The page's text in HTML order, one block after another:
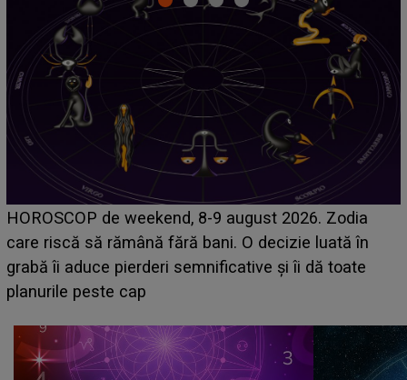
Emanuel a ținut ACEST DETALIU ASCUNS până
acum! În fața Alexandrei, concurentul din Casa Iubirii
face o MĂRTURISIRE NEAȘTEPTATĂ despre mama
sa: "I-am spus și ei în față, eu nu te iubesc pentru